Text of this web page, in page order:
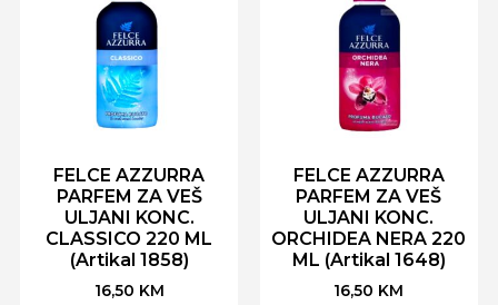
FELCE AZZURRA
PARFEM ZA VEŠ
ULJANI KONC.
CLASSICO 220 ML
(Artikal 1858)
16,50 KM
FELCE AZZURRA
PARFEM ZA VEŠ
ULJANI KONC.
ORCHIDEA NERA 220
ML (Artikal 1648)
16,50 KM